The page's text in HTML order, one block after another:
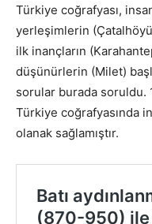
Türkiye coğrafyası,
yerleşimlerin
ilk inançların
düşünürlerin (Milet)
sorular burada soruldu.
Türkiye coğrafyasında
olanak sağlamıştır.